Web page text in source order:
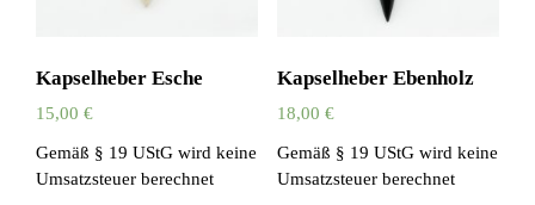
Kapselheber Esche
15,00 €
Gemäß § 19 UStG wird keine
Umsatzsteuer berechnet
Kapselheber Ebenholz
18,00 €
Gemäß § 19 UStG wird keine
Umsatzsteuer berechnet